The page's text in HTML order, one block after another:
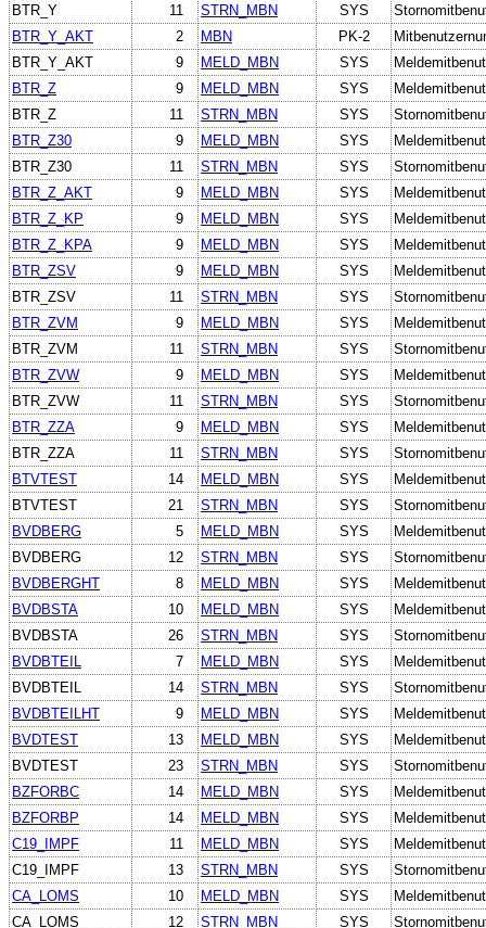
BTR_Y
11 STRN_MBN SYS
BTR_Y_AKT
2 MBN PK-2
BTR_Y_AKT
9 MELD_MBN SYS
BTR_Z
9 MELD_MBN SYS
BTR_Z
11 STRN_MBN SYS
BTR_Z30
9 MELD_MBN SYS
BTR_Z30
11 STRN_MBN SYS
BTR_Z_AKT
9 MELD_MBN SYS
BTR_Z_KP
9 MELD_MBN SYS
BTR_Z_KPA
9 MELD_MBN SYS
BTR_ZSV
9 MELD_MBN SYS
BTR_ZSV
11 STRN_MBN SYS
BTR_ZVM
9 MELD_MBN SYS
BTR_ZVM
11 STRN_MBN SYS
BTR_ZVW
9 MELD_MBN SYS
BTR_ZVW
11 STRN_MBN SYS
BTR_ZZA
9 MELD_MBN SYS
BTR_ZZA
11 STRN_MBN SYS
BTVTEST
14 MELD_MBN SYS
BTVTEST
21 STRN_MBN SYS
BVDBERG
5 MELD_MBN SYS
BVDBERG
12 STRN_MBN SYS
BVDBERGHT
8 MELD_MBN SYS
BVDBSTA
10 MELD_MBN SYS
BVDBSTA
26 STRN_MBN SYS
BVDBTEIL
7 MELD_MBN SYS
BVDBTEIL
14 STRN_MBN SYS
BVDBTEILHT
9 MELD_MBN SYS
BVDTEST
13 MELD_MBN SYS
BVDTEST
23 STRN_MBN SYS
BZFORBC
14 MELD_MBN SYS
BZFORBP
14 MELD_MBN SYS
C19_IMPF
11 MELD_MBN SYS
C19_IMPF
13 STRN_MBN SYS
CA_LOMS
10 MELD_MBN SYS
CA_LOMS
12 STRN_MBN SYS